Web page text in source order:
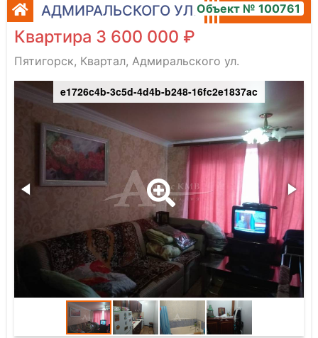
АДМИРАЛЬСКОГО УЛ.Объект № 100761
Квартира 3 600 000 ₽
Пятигорск, Квартал, Адмиральского ул.
e1726c4b-3c5d-4d4b-b248-16fc2e1837ac